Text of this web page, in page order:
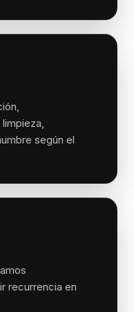
según el
recurrencia en